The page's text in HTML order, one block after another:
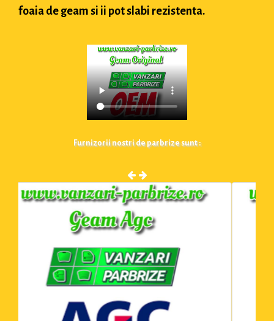
foaia de geam si ii pot slabi rezistenta.
Furnizorii nostri de parbrize sunt :